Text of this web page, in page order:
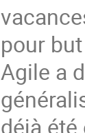
pour
Agile a
déjà